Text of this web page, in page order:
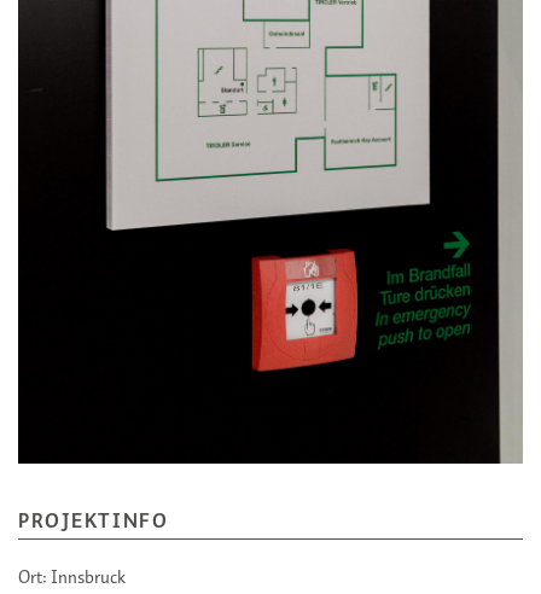
PROJEKTINFO
Ort:Innsbruck